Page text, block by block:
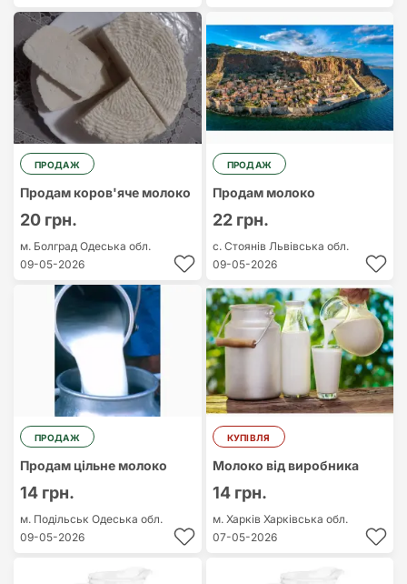
ПРОДАЖ
Продам коров'яче молоко
20 грн.
м. Болград Одеська обл.
09-05-2026
ПРОДАЖ
Продам молоко
22 грн.
с. Стоянів Львівська обл.
09-05-2026
ПРОДАЖ
Продам цільне молоко
14 грн.
м. Подільськ Одеська обл.
09-05-2026
КУПІВЛЯ
Молоко від виробника
14 грн.
м. Харків Харківська обл.
07-05-2026